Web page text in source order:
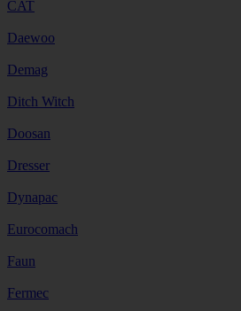
CAT
Daewoo
Demag
Ditch Witch
Doosan
Dresser
Dynapac
Eurocomach
Faun
Fermec